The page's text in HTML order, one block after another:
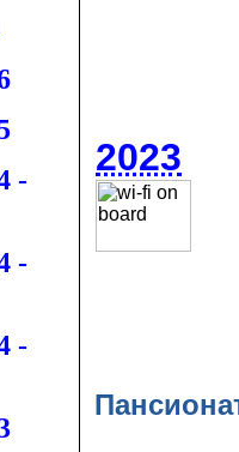
-
-
-
2023